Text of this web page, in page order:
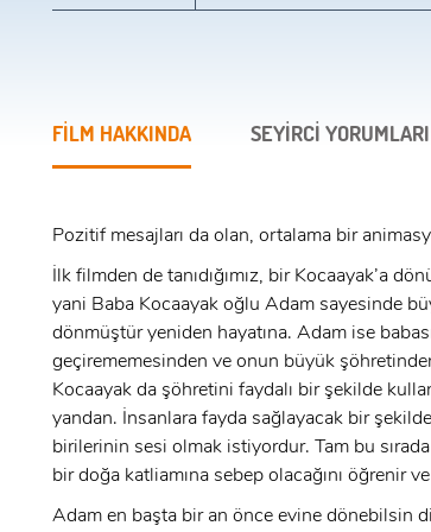
FİLM HAKKINDA SEYİRCİ YORUMLARI
Pozitif mesajları da olan, ortalama bir
İlk filmden de tanıdığımız, bir Kocaayak’a
yani Baba Kocaayak oğlu Adam sayesinde
dönmüştür yeniden hayatına. Adam ise
geçirememesinden ve onun büyük
Kocaayak da şöhretini faydalı bir şekilde
yandan. İnsanlara fayda sağlayacak bir
birilerinin sesi olmak istiyordur. Tam bu
bir doğa katliamına sebep olacağını öğrenir
Adam en başta bir an önce evine dönebilsin